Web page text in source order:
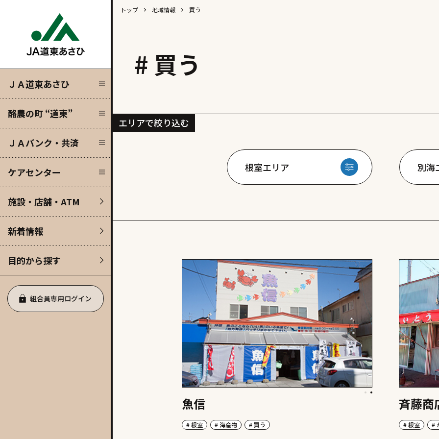
ＪＡ道東あさひ
Close
酪農の町 “道東”
Close
ＪＡバンク・共済
Close
ケアセンター
Close
施設・店舗・ATM
新着情報
目的から探す
組合員専用ログイン
トップ 地域情報 買う
# 買う
エリアで絞り込む
根室エリア 別海
魚信
# 根室 # 海産物 # 買う
斉藤商
# 根室 #